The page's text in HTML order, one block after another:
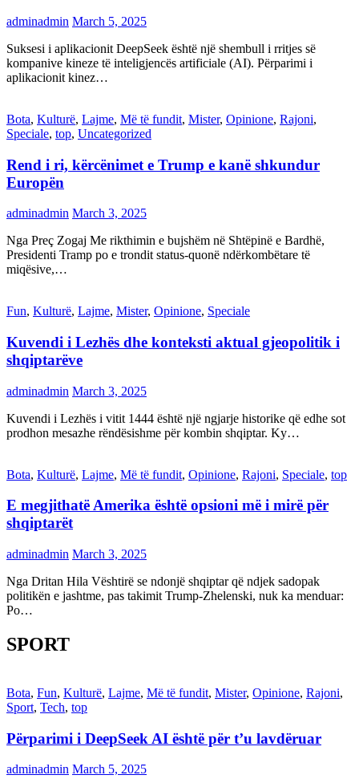
adminadmin March 5, 2025
Suksesi i aplikacionit DeepSeek është një shembull i rritjes së
kompanive kineze të inteligjencës artificiale (AI). Përparimi i
aplikacionit kinez…
Bota, Kulturë, Lajme, Më të fundit, Mister, Opinione, Rajoni,
Speciale, top, Uncategorized
Rend i ri, kërcënimet e Trump e kanë shkundur
Europën
adminadmin March 3, 2025
Nga Preç Zogaj Me rikthimin e bujshëm në Shtëpinë e Bardhë,
Presidenti Tramp po e trondit status-quonë ndërkombëtare të
miqësive,…
Fun, Kulturë, Lajme, Mister, Opinione, Speciale
Kuvendi i Lezhës dhe konteksti aktual gjeopolitik i
shqiptarëve
adminadmin March 3, 2025
Kuvendi i Lezhës i vitit 1444 është një ngjarje historike që edhe sot
prodhon mesazhe rëndësishme për kombin shqiptar. Ky…
Bota, Kulturë, Lajme, Më të fundit, Opinione, Rajoni, Speciale, top
E megjithatë Amerika është opsioni më i mirë për
shqiptarët
adminadmin March 3, 2025
Nga Dritan Hila Vështirë se ndonjë shqiptar që ndjek sadopak
politikën e jashtme, pas takimit Trump-Zhelenski, nuk ka menduar:
Po…
SPORT
Bota, Fun, Kulturë, Lajme, Më të fundit, Mister, Opinione, Rajoni,
Sport, Tech, top
Përparimi i DeepSeek AI është për t’u lavdëruar
adminadmin March 5, 2025